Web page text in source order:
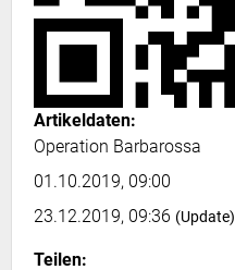
Artikeldaten:
Operation Barbarossa
01.10.2019, 09:00
23.12.2019, 09:36 (Update)
Teilen: